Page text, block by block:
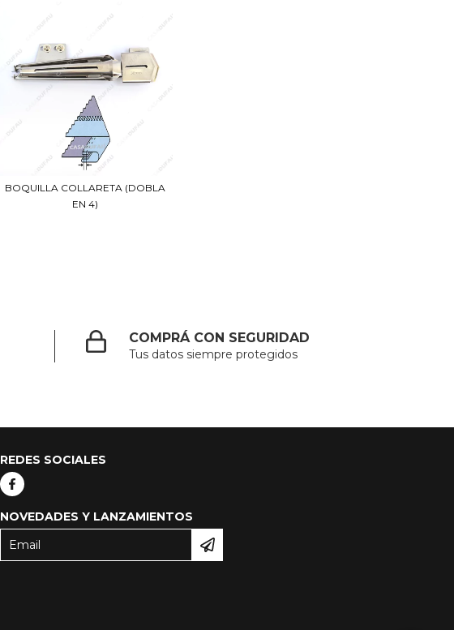
BOQUILLA COLLARETA (DOBLA
EN 4)
COMPRÁ CON SEGURIDAD
Tus datos siempre protegidos
REDES SOCIALES
NOVEDADES Y LANZAMIENTOS